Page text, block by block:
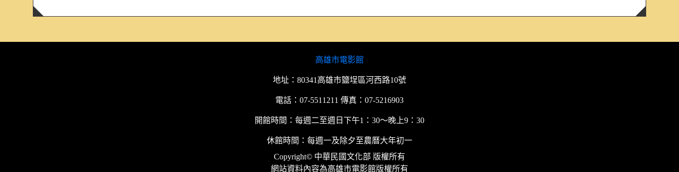
高雄市電影館
地址：80341高雄市鹽埕區河西路10號
電話：07-5511211 傳真：07-5216903
開館時間：每週二至週日下午1：30～晚上9：30
休館時間：每週一及除夕至農曆大年初一
Copyright© 中華民國文化部 版權所有
網站資料內容為高雄市電影館版權所有